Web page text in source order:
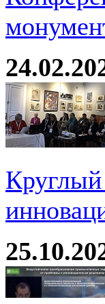
Круглый